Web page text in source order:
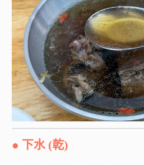
● 下水 (乾)